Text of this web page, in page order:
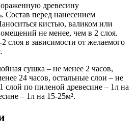
древесину
Состав перед нанесением
кистью, валиком или
не менее, чем в 2 слоя.
слоя в зависимости от желаемого
сушка – не менее 2 часов,
24 часов, остальные слои – не
слой по пиленой древесине – 1л на
– 1л на 15-25м².